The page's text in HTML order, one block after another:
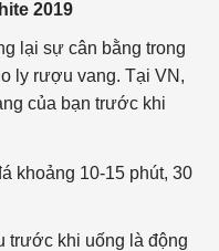
2019
lại sự cân bằng trong
ly rượu vang. Tại VN,
của bạn trước khi
khoảng 10-15 phút, 30
trước khi uống là động